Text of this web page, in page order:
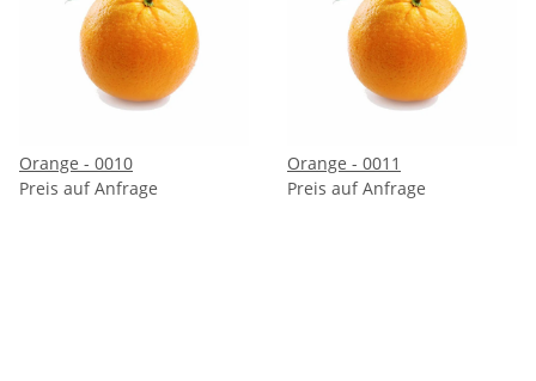
Orange - 0010
Preis auf Anfrage
Orange - 0011
Preis auf Anfrage